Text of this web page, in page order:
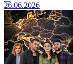
26.06.2026